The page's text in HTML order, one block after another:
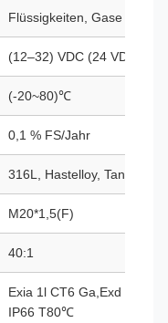
Flüssigkeiten, Gase oder
(12–32) VDC (24 VDC
(-20~80)℃
0,1 % FS/Jahr
316L, Hastelloy, Tantal usw.
M20*1,5(F)
40:1
Exia 1l CT6 Ga,Exd ll CT6
IP66 T80℃